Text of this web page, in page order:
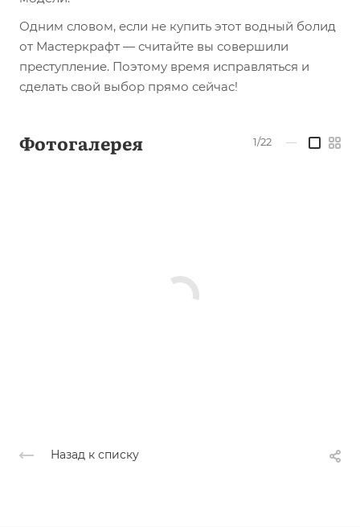
Одним словом, если не купить этот водный болид
от Мастеркрафт — считайте вы совершили
преступление. Поэтому время исправляться и
сделать свой выбор прямо сейчас!
Фотогалерея 1/22 —
Назад к списку